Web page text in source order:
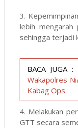
3.
lebih mengarah
sehingga terjadi
BACA JUGA :
Wakapolres
Kabag Ops
4. Melakukan
GTT secara